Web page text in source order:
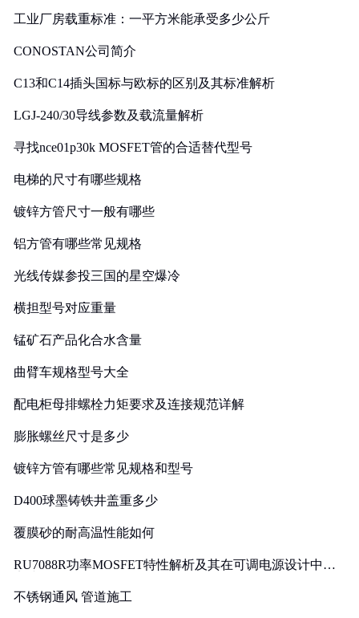
工业厂房载重标准：一平方米能承受多少公斤
CONOSTAN公司简介
C13和C14插头国标与欧标的区别及其标准解析
LGJ-240/30导线参数及载流量解析
寻找nce01p30k MOSFET管的合适替代型号
电梯的尺寸有哪些规格
镀锌方管尺寸一般有哪些
铝方管有哪些常见规格
光线传媒参投三国的星空爆冷
横担型号对应重量
锰矿石产品化合水含量
曲臂车规格型号大全
配电柜母排螺栓力矩要求及连接规范详解
膨胀螺丝尺寸是多少
镀锌方管有哪些常见规格和型号
D400球墨铸铁井盖重多少
覆膜砂的耐高温性能如何
RU7088R功率MOSFET特性解析及其在可调电源设计中的
不锈钢通风 管道施工